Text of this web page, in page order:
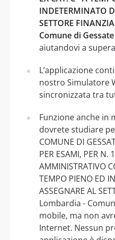
INDETERMINATO
SETTORE
Comune di
aiutandovi a
L’applicazione
nostro Simulatore
sincronizzata tra
Funzione anche in
dovrete studiare
COMUNE DI
PER ESAMI, PER N.
AMMINISTRATIVO
TEMPO PIENO ED
ASSEGNARE AL
Lombardia -
mobile, ma non
Internet. Nessun